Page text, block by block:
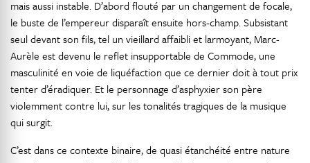
mais aussi instable. D’abord flouté par un changement de focale,
le buste de l’empereur disparaît ensuite hors-champ. Subsistant
seul devant son fils, tel un vieillard affaibli et larmoyant, Marc-
Aurèle est devenu le reflet insupportable de Commode, une
masculinité en voie de liquéfaction que ce dernier doit à tout prix
tenter d’éradiquer. Et le personnage d’asphyxier son père
violemment contre lui, sur les tonalités tragiques de la musique
qui surgit.
C’est dans ce contexte binaire, de quasi étanchéité entre nature